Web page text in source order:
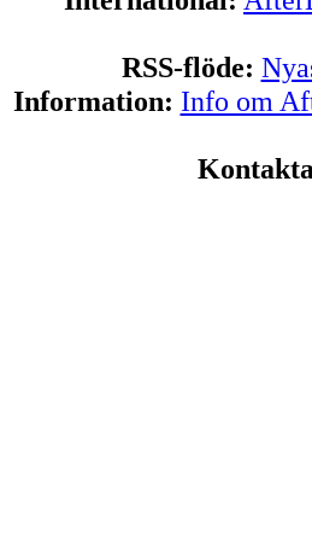
RSS-flöde:
Information: Info om